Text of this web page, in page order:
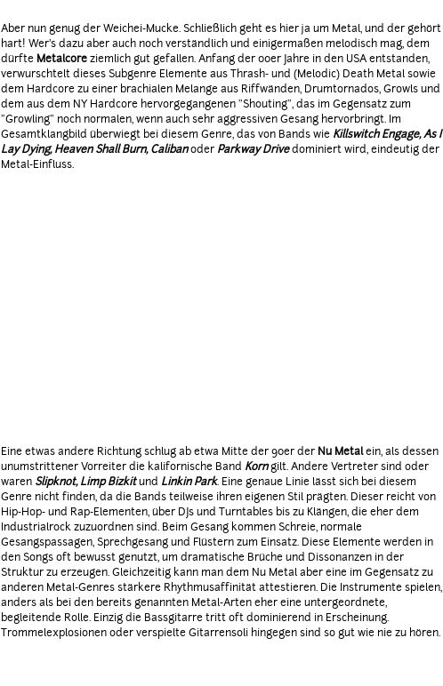
Aber nun genug der Weichei-Mucke. Schließlich geht es hier ja um Metal, und der gehört
hart! Wer's dazu aber auch noch verständlich und einigermaßen melodisch mag, dem
dürfte Metalcoreziemlich gut gefallen. Anfang der 00er Jahre in den USA entstanden,
verwurschtelt dieses Subgenre Elemente aus Thrash- und (Melodic) Death Metal sowie
dem Hardcore zu einer brachialen Melange aus Riffwänden, Drumtornados, Growls und
dem aus dem NY Hardcore hervorgegangenen "Shouting", das im Gegensatz zum
"Growling" noch normalen, wenn auch sehr aggressiven Gesang hervorbringt. Im
Gesamtklangbild überwiegt bei diesem Genre, das von Bands wie Killswitch Engage, As I
Lay Dying, Heaven Shall Burn, Calibanoder Parkway Drivedominiert wird, eindeutig der
Metal-Einfluss.
Eine etwas andere Richtung schlug ab etwa Mitte der 90er der Nu Metalein, als dessen
unumstrittener Vorreiter die kalifornische Band Korngilt. Andere Vertreter sind oder
waren Slipknot, Limp Bizkitund Linkin Park. Eine genaue Linie lässt sich bei diesem
Genre nicht finden, da die Bands teilweise ihren eigenen Stil prägten. Dieser reicht von
Hip-Hop- und Rap-Elementen, über DJs und Turntables bis zu Klängen, die eher dem
Industrialrock zuzuordnen sind. Beim Gesang kommen Schreie, normale
Gesangspassagen, Sprechgesang und Flüstern zum Einsatz. Diese Elemente werden in
den Songs oft bewusst genutzt, um dramatische Brüche und Dissonanzen in der
Struktur zu erzeugen. Gleichzeitig kann man dem Nu Metal aber eine im Gegensatz zu
anderen Metal-Genres stärkere Rhythmusaffinität attestieren. Die Instrumente spielen,
anders als bei den bereits genannten Metal-Arten eher eine untergeordnete,
begleitende Rolle. Einzig die Bassgitarre tritt oft dominierend in Erscheinung.
Trommelexplosionen oder verspielte Gitarrensoli hingegen sind so gut wie nie zu hören.